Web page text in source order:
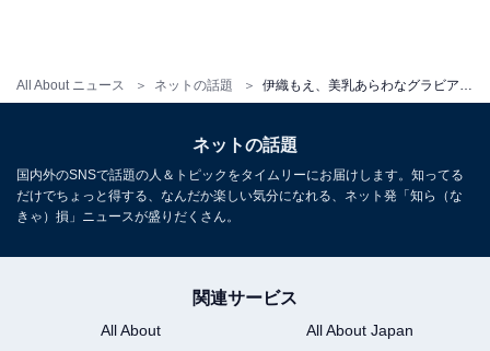
All About ニュース ネットの話題 伊織もえ、美乳あらわなグラビアショットを披露！ 夏を感じるビキニ姿に「むっちりカワイイ」「可愛いが爆発」の声
ネットの話題
国内外のSNSで話題の人＆トピックをタイムリーにお届けします。知ってる
だけでちょっと得する、なんだか楽しい気分になれる、ネット発「知ら（な
きゃ）損」ニュースが盛りだくさん。
関連サービス
All About
All About Japan